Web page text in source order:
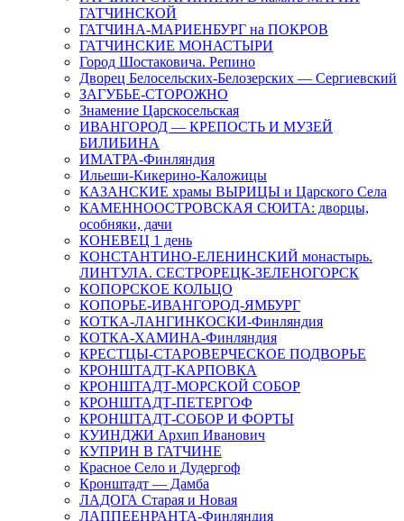
ГАТЧИНСКОЙ
ГАТЧИНА-МАРИЕНБУРГ на ПОКРОВ
ГАТЧИНСКИЕ МОНАСТЫРИ
Город Шостаковича. Репино
Дворец Белосельских-Белозерских — Сергиевский
ЗАГУБЬЕ-СТОРОЖНО
Знамение Царскосельская
ИВАНГОРОД — КРЕПОСТЬ И МУЗЕЙ
БИЛИБИНА
ИМАТРА-Финляндия
Ильеши-Кикерино-Каложицы
КАЗАНСКИЕ храмы ВЫРИЦЫ и Царского Села
КАМЕННООСТРОВСКАЯ СЮИТА: дворцы,
особняки, дачи
КОНЕВЕЦ 1 день
КОНСТАНТИНО-ЕЛЕНИНСКИЙ монастырь.
ЛИНТУЛА. СЕСТРОРЕЦК-ЗЕЛЕНОГОРСК
КОПОРСКОЕ КОЛЬЦО
КОПОРЬЕ-ИВАНГОРОД-ЯМБУРГ
КОТКА-ЛАНГИНКОСКИ-Финляндия
КОТКА-ХАМИНА-Финляндия
КРЕСТЦЫ-СТАРОВЕРЧЕСКОЕ ПОДВОРЬЕ
КРОНШТАДТ-КАРПОВКА
КРОНШТАДТ-МОРСКОЙ СОБОР
КРОНШТАДТ-ПЕТЕРГОФ
КРОНШТАДТ-СОБОР И ФОРТЫ
КУИНДЖИ Архип Иванович
КУПРИН В ГАТЧИНЕ
Красное Село и Дудергоф
Кронштадт — Дамба
ЛАДОГА Старая и Новая
ЛАППЕЕНРАНТА-Финляндия